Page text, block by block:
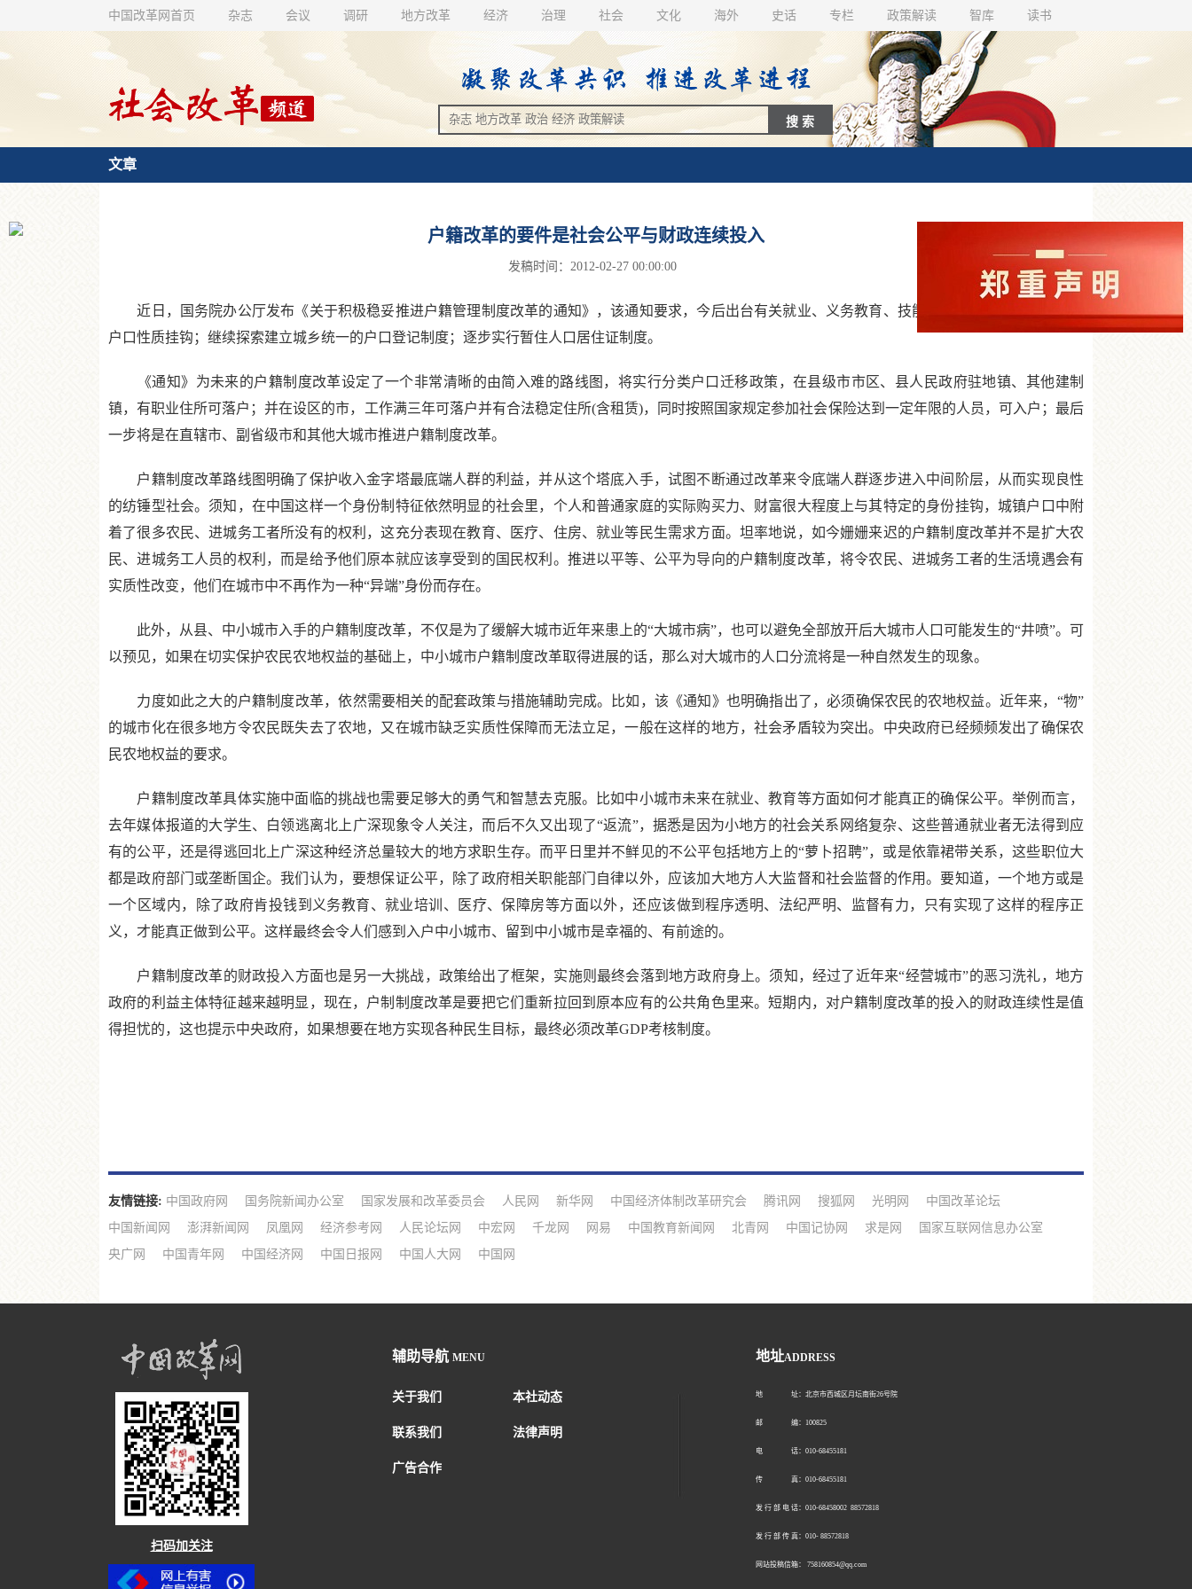
中国改革网首页 杂志 会议 调研 地方改革 经济 治理 社会 文化 海外 史话 专栏 政策解读 智库 读书
文章
户籍改革的要件是社会公平与财政连续投入
发稿时间：2012-02-27 00:00:00
近日，国务院办公厅发布《关于积极稳妥推进户籍管理制度改革的通知》，该通知要求，今后出台有关就业、义务教育、技能培训等政策措施，不要与
户口性质挂钩；继续探索建立城乡统一的户口登记制度；逐步实行暂住人口居住证制度。
《通知》为未来的户籍制度改革设定了一个非常清晰的由简入难的路线图，将实行分类户口迁移政策，在县级市市区、县人民政府驻地镇、其他建制
镇，有职业住所可落户；并在设区的市，工作满三年可落户并有合法稳定住所(含租赁)，同时按照国家规定参加社会保险达到一定年限的人员，可入户；最后
一步将是在直辖市、副省级市和其他大城市推进户籍制度改革。
户籍制度改革路线图明确了保护收入金字塔最底端人群的利益，并从这个塔底入手，试图不断通过改革来令底端人群逐步进入中间阶层，从而实现良性
的纺锤型社会。须知，在中国这样一个身份制特征依然明显的社会里，个人和普通家庭的实际购买力、财富很大程度上与其特定的身份挂钩，城镇户口中附
着了很多农民、进城务工者所没有的权利，这充分表现在教育、医疗、住房、就业等民生需求方面。坦率地说，如今姗姗来迟的户籍制度改革并不是扩大农
民、进城务工人员的权利，而是给予他们原本就应该享受到的国民权利。推进以平等、公平为导向的户籍制度改革，将令农民、进城务工者的生活境遇会有
实质性改变，他们在城市中不再作为一种“异端”身份而存在。
此外，从县、中小城市入手的户籍制度改革，不仅是为了缓解大城市近年来患上的“大城市病”，也可以避免全部放开后大城市人口可能发生的“井喷”。可
以预见，如果在切实保护农民农地权益的基础上，中小城市户籍制度改革取得进展的话，那么对大城市的人口分流将是一种自然发生的现象。
力度如此之大的户籍制度改革，依然需要相关的配套政策与措施辅助完成。比如，该《通知》也明确指出了，必须确保农民的农地权益。近年来，“物”
的城市化在很多地方令农民既失去了农地，又在城市缺乏实质性保障而无法立足，一般在这样的地方，社会矛盾较为突出。中央政府已经频频发出了确保农
民农地权益的要求。
户籍制度改革具体实施中面临的挑战也需要足够大的勇气和智慧去克服。比如中小城市未来在就业、教育等方面如何才能真正的确保公平。举例而言，
去年媒体报道的大学生、白领逃离北上广深现象令人关注，而后不久又出现了“返流”，据悉是因为小地方的社会关系网络复杂、这些普通就业者无法得到应
有的公平，还是得逃回北上广深这种经济总量较大的地方求职生存。而平日里并不鲜见的不公平包括地方上的“萝卜招聘”，或是依靠裙带关系，这些职位大
都是政府部门或垄断国企。我们认为，要想保证公平，除了政府相关职能部门自律以外，应该加大地方人大监督和社会监督的作用。要知道，一个地方或是
一个区域内，除了政府肯投钱到义务教育、就业培训、医疗、保障房等方面以外，还应该做到程序透明、法纪严明、监督有力，只有实现了这样的程序正
义，才能真正做到公平。这样最终会令人们感到入户中小城市、留到中小城市是幸福的、有前途的。
户籍制度改革的财政投入方面也是另一大挑战，政策给出了框架，实施则最终会落到地方政府身上。须知，经过了近年来“经营城市”的恶习洗礼，地方
政府的利益主体特征越来越明显，现在，户制制度改革是要把它们重新拉回到原本应有的公共角色里来。短期内，对户籍制度改革的投入的财政连续性是值
得担忧的，这也提示中央政府，如果想要在地方实现各种民生目标，最终必须改革GDP考核制度。
友情链接: 中国政府网 国务院新闻办公室 国家发展和改革委员会 人民网 新华网 中国经济体制改革研究会 腾讯网 搜狐网 光明网
中国改革论坛
中国新闻网
澎湃新闻网 凤凰网 经济参考网 人民论坛网 中宏网 千龙网 网易 中国教育新闻网 北青网 中国记协网 求是网
国家互联网信息办公室
央广网
中国青年网 中国经济网 中国日报网 中国人大网 中国网
扫码加关注
辅助导航 MENU
关于我们 本社动态
联系我们 法律声明
广告合作
地址ADDRESS
地 址：北京市西城区月坛南街26号院
邮 编：100825
电 话：010-68455181
传 真：010-68455181
发 行 部 电 话：010-68458002 88572818
发 行 部 传 真：010- 88572818
网站投稿信箱： 758160854@qq.com